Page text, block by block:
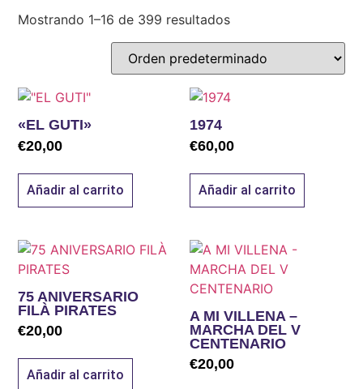
Mostrando 1–16 de 399 resultados
«EL GUTI»
€20,00
Añadir al carrito
1974
€60,00
Añadir al carrito
75 ANIVERSARIO
FILÀ PIRATES
€20,00
Añadir al carrito
A MI VILLENA –
MARCHA DEL V
CENTENARIO
€20,00